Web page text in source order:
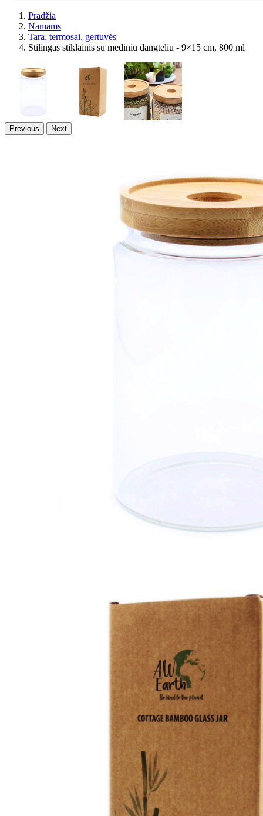
Pradžia
Namams
Tara, termosai, gertuvės
Stilingas stiklainis su mediniu dangteliu - 9×15 cm, 800 ml
Previous Next